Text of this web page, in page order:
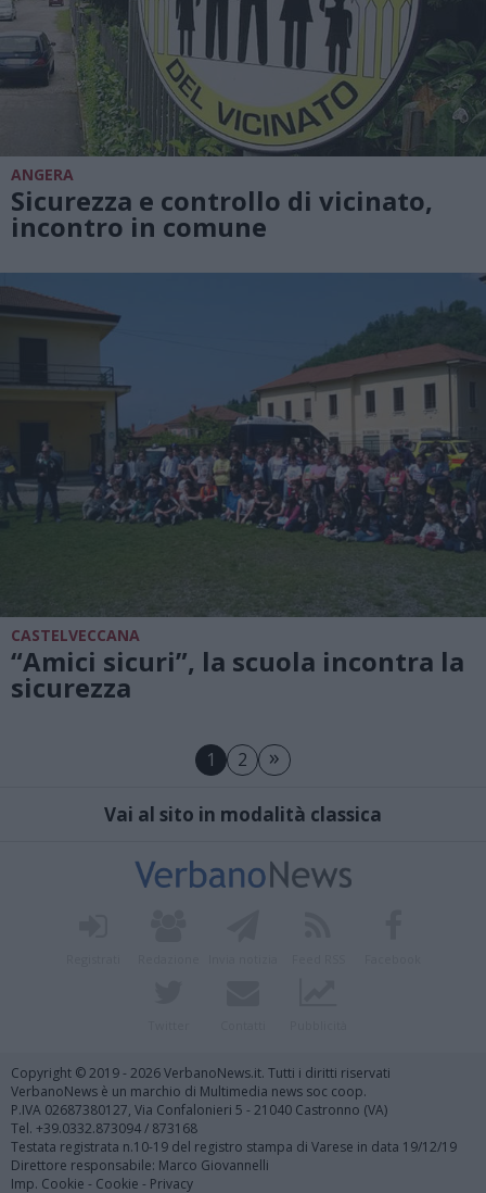
ANGERA
Sicurezza e controllo di vicinato,
incontro in comune
CASTELVECCANA
“Amici sicuri”, la scuola incontra la
sicurezza
1 2 »
Vai al sito in modalità classica
Copyright © 2019 - 2026 VerbanoNews.it. Tutti i diritti riservati
VerbanoNews è un marchio di Multimedia news soc coop.
P.IVA 02687380127, Via Confalonieri 5 - 21040 Castronno (VA)
Tel. +39.0332.873094 / 873168
Testata registrata n.10-19 del registro stampa di Varese in data 19/12/19
Direttore responsabile: Marco Giovannelli
Imp. Cookie - Cookie - Privacy